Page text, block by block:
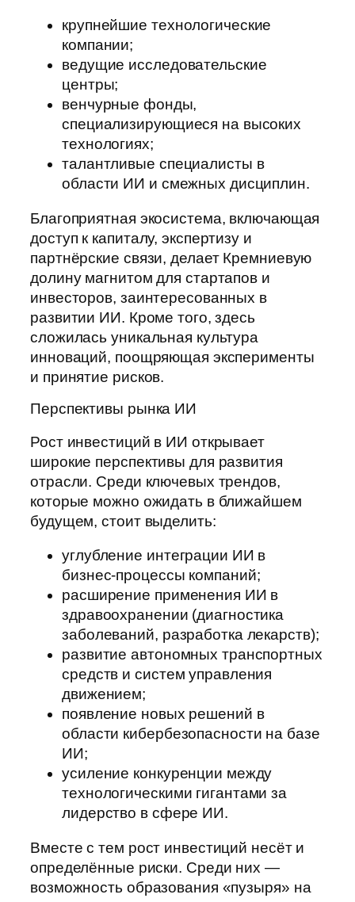
крупнейшие технологические
компании;
ведущие исследовательские
центры;
венчурные фонды,
специализирующиеся на высоких
технологиях;
талантливые специалисты в
области ИИ и смежных дисциплин.
Благоприятная экосистема, включающая
доступ к капиталу, экспертизу и
партнёрские связи, делает Кремниевую
долину магнитом для стартапов и
инвесторов, заинтересованных в
развитии ИИ. Кроме того, здесь
сложилась уникальная культура
инноваций, поощряющая эксперименты
и принятие рисков.
Перспективы рынка ИИ
Рост инвестиций в ИИ открывает
широкие перспективы для развития
отрасли. Среди ключевых трендов,
которые можно ожидать в ближайшем
будущем, стоит выделить:
углубление интеграции ИИ в
бизнес‑процессы компаний;
расширение применения ИИ в
здравоохранении (диагностика
заболеваний, разработка лекарств);
развитие автономных транспортных
средств и систем управления
движением;
появление новых решений в
области кибербезопасности на базе
ИИ;
усиление конкуренции между
технологическими гигантами за
лидерство в сфере ИИ.
Вместе с тем рост инвестиций несёт и
определённые риски. Среди них —
возможность образования «пузыря» на